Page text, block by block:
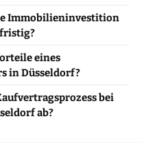
Immobilieninvestition
eines
in Düsseldorf?
bei
ab?